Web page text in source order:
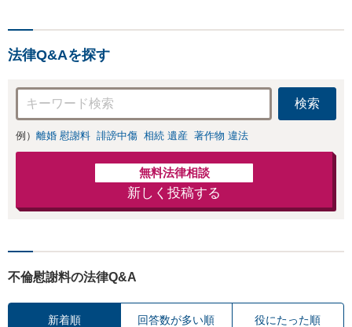
法律Q&Aを探す
検索
例） 離婚 慰謝料 誹謗中傷 相続 遺産 著作物 違法
無料法律相談
新しく投稿する
不倫慰謝料の法律Q&A
新着順 回答数が多い順 役にたった順